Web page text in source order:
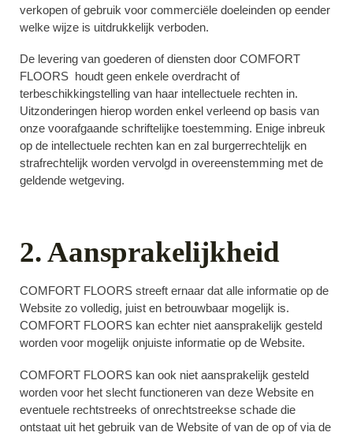
verkopen of gebruik voor commerciële doeleinden op eender
welke wijze is uitdrukkelijk verboden.
De levering van goederen of diensten door COMFORT
FLOORS houdt geen enkele overdracht of
terbeschikkingstelling van haar intellectuele rechten in.
Uitzonderingen hierop worden enkel verleend op basis van
onze voorafgaande schriftelijke toestemming. Enige inbreuk
op de intellectuele rechten kan en zal burgerrechtelijk en
strafrechtelijk worden vervolgd in overeenstemming met de
geldende wetgeving.
2. Aansprakelijkheid
COMFORT FLOORS streeft ernaar dat alle informatie op de
Website zo volledig, juist en betrouwbaar mogelijk is.
COMFORT FLOORS kan echter niet aansprakelijk gesteld
worden voor mogelijk onjuiste informatie op de Website.
COMFORT FLOORS kan ook niet aansprakelijk gesteld
worden voor het slecht functioneren van deze Website en
eventuele rechtstreeks of onrechtstreekse schade die
ontstaat uit het gebruik van de Website of van de op of via de